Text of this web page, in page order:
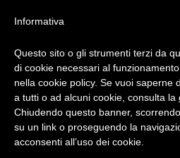
NOTIZIE DI DANZA IN ITALIA E
Concorso
edizione al
Informativa
Questo sito o gli strumenti terzi da
di cookie necessari al
nella cookie policy. Se vuoi saperne
a tutti o ad alcuni cookie, consulta la
Chiudendo questo banner,
su un link o proseguendo la
acconsenti all’uso dei cookie.